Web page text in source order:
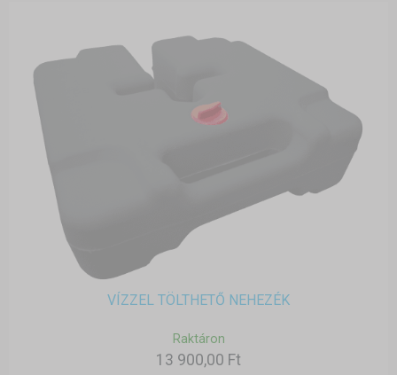
VÍZZEL TÖLTHETŐ NEHEZÉK
Raktáron
13 900,00 Ft